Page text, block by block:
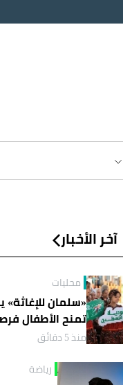
آخر الأخبار
محليات
«سلمان
تمنح الأطفال
منذ 5 دقائق
رياضة